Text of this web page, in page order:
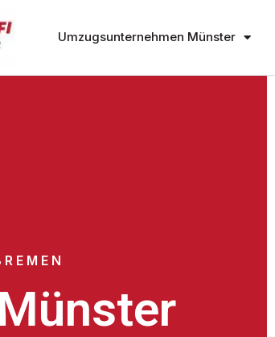
Umzugsunternehmen Münster